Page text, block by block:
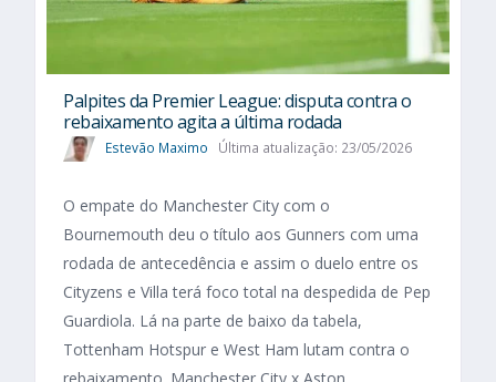
Palpites da Premier League: disputa contra o
rebaixamento agita a última rodada
Estevão Maximo Última atualização: 23/05/2026
O empate do Manchester City com o
Bournemouth deu o título aos Gunners com uma
rodada de antecedência e assim o duelo entre os
Cityzens e Villa terá foco total na despedida de Pep
Guardiola. Lá na parte de baixo da tabela,
Tottenham Hotspur e West Ham lutam contra o